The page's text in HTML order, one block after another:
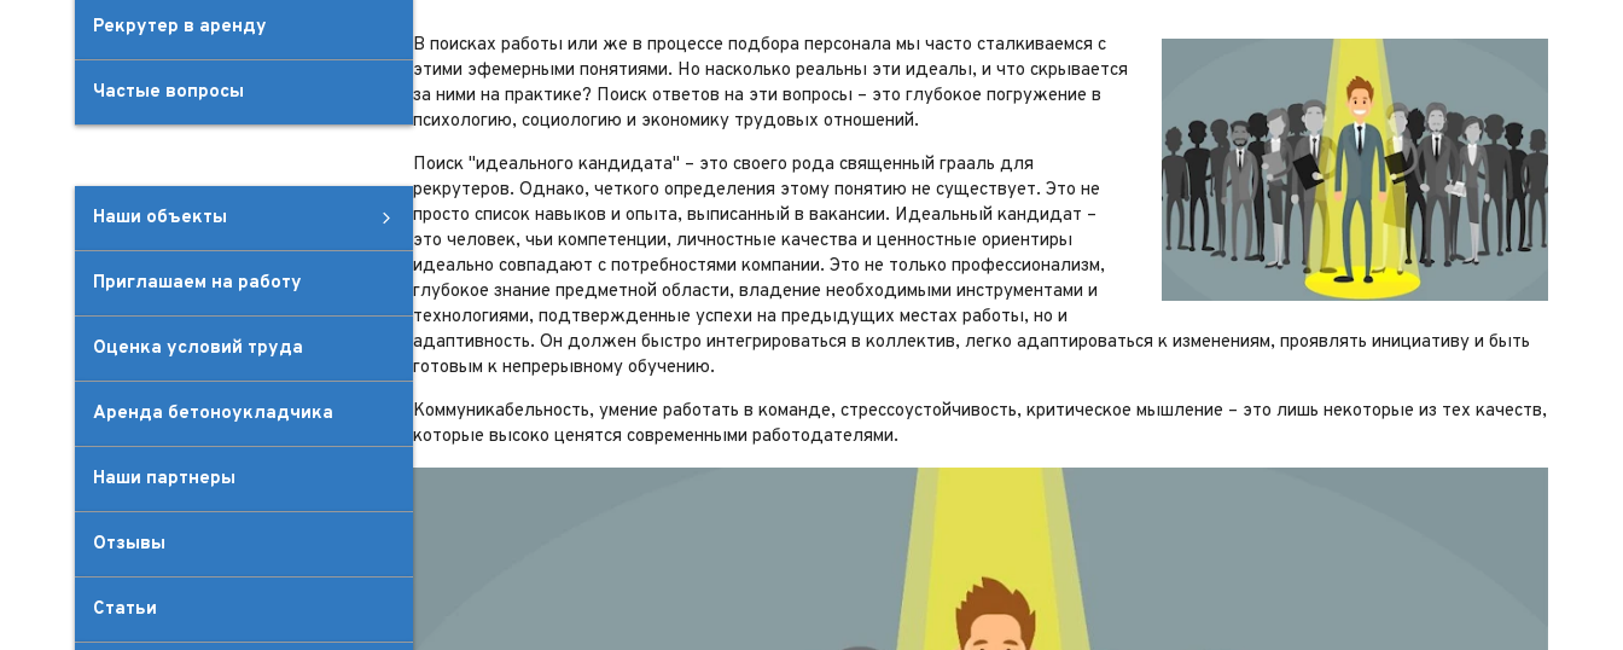
Рекрутер в аренду
Частые вопросы
Наши объекты
Приглашаем на работу
Оценка условий труда
Аренда бетоноукладчика
Наши партнеры
Отзывы
Статьи
В поисках работы или же в процессе подбора персонала мы часто сталкиваемся с
этими эфемерными понятиями. Но насколько реальны эти идеалы, и что скрывается
за ними на практике? Поиск ответов на эти вопросы – это глубокое погружение в
психологию, социологию и экономику трудовых отношений.
Поиск "идеального кандидата" – это своего рода священный грааль для
рекрутеров. Однако, четкого определения этому понятию не существует. Это не
просто список навыков и опыта, выписанный в вакансии. Идеальный кандидат –
это человек, чьи компетенции, личностные качества и ценностные ориентиры
идеально совпадают с потребностями компании. Это не только профессионализм,
глубокое знание предметной области, владение необходимыми инструментами и
технологиями, подтвержденные успехи на предыдущих местах работы, но и
адаптивность. Он должен быстро интегрироваться в коллектив, легко адаптироваться к изменениям, проявлять инициативу и быть
готовым к непрерывному обучению.
Коммуникабельность, умение работать в команде, стрессоустойчивость, критическое мышление – это лишь некоторые из тех качеств,
которые высоко ценятся современными работодателями.